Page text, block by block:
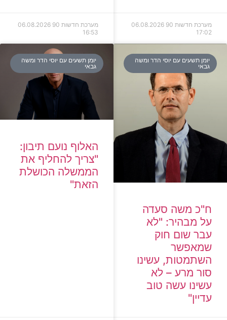
מערכת חדשות 90
06.08.2026
17:02
מערכת חדשות 90
06.08.2026
16:53
יומן תשעים עם יוסי הדר ומשה
גבאי
ח"כ משה סעדה
על מבהיר: "לא
עבר שום חוק
שמאפשר
השתמטות, עשינו
סור מרע – לא
עשינו עשה טוב
עדיין"
יומן תשעים עם יוסי הדר ומשה
גבאי
האלוף נועם תיבון:
"צריך להחליף את
הממשלה הכושלת
הזאת"